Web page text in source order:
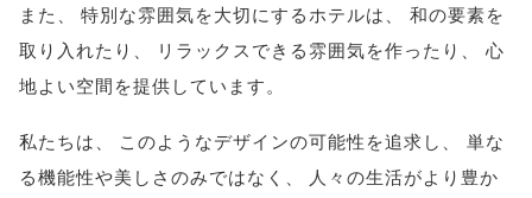
また 、 特別な雰囲気を大切にするホテルは、
和の要素を
取り入れたり 、 リラックスできる雰囲気を作ったり 、
心
地よい空間を提供しています。
私たちは、 このようなデザインの可能性を追求し 、
単な
る機能性や美しさのみではなく 、
人々の生活がより豊か